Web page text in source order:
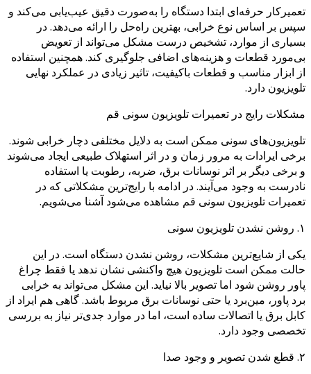
تعمیرکار حرفه‌ای ابتدا دستگاه را به‌صورت دقیق عیب‌یابی می‌کند و
سپس بر اساس نوع خرابی، بهترین راه‌حل را ارائه می‌دهد. در
بسیاری از موارد، تشخیص درست مشکل می‌تواند از تعویض
بی‌مورد قطعات و هزینه‌های اضافی جلوگیری کند. همچنین استفاده
از ابزار مناسب و قطعات باکیفیت، تاثیر زیادی در عملکرد نهایی
تلویزیون دارد.
مشکلات رایج در تعمیرات تلویزیون سونی قم
تلویزیون‌های سونی ممکن است به دلایل مختلفی دچار خرابی شوند.
برخی ایرادات به مرور زمان و در اثر استهلاک طبیعی ایجاد می‌شوند
و برخی دیگر بر اثر نوسانات برق، ضربه، رطوبت یا استفاده
نادرست به وجود می‌آیند. در ادامه با رایج‌ترین مشکلاتی که در
تعمیرات تلویزیون سونی قم مشاهده می‌شود آشنا می‌شویم.
۱. روشن نشدن تلویزیون سونی
یکی از شایع‌ترین مشکلات، روشن نشدن دستگاه است. در این
حالت ممکن است تلویزیون هیچ واکنشی نشان ندهد یا فقط چراغ
پاور روشن شود اما تصویر بالا نیاید. این مشکل می‌تواند به خرابی
برد پاور، مین‌برد یا حتی نوسانات برق مربوط باشد. گاهی هم ایراد از
کابل برق یا اتصالات ساده است، اما در موارد جدی‌تر نیاز به بررسی
تخصصی وجود دارد.
۲. قطع شدن تصویر و وجود صدا